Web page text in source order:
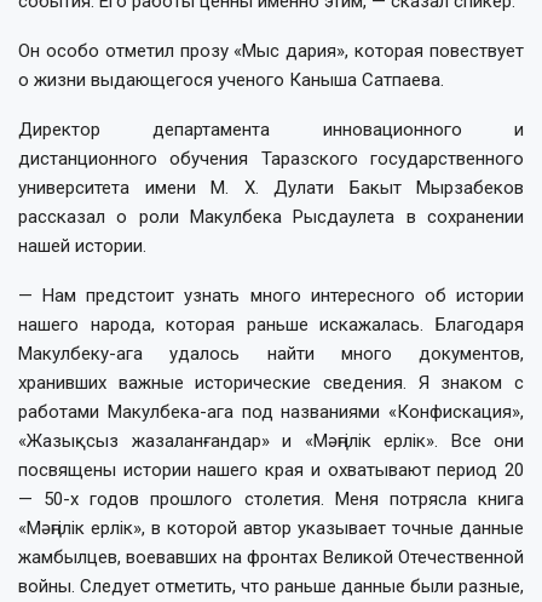
Он особо отметил прозу «Мыс дария», которая повествует
о жизни выдающегося ученого Каныша Сатпаева.
Директор департамента инновационного и
дистанционного обучения Таразского государственного
университета имени М. Х. Дулати Бакыт Мырзабеков
рассказал о роли Макулбека Рысдаулета в сохранении
нашей истории.
— Нам предстоит узнать много интересного об истории
нашего народа, которая раньше искажалась. Благодаря
Макулбеку-ага удалось найти много документов,
хранивших важные исторические сведения. Я знаком с
работами Макулбека-ага под названиями «Конфискация»,
«Жазықсыз жазаланғандар» и «Мәңгілік ерлік». Все они
посвящены истории нашего края и охватывают период 20
— 50-х годов прошлого столетия. Меня потрясла книга
«Мәңгілік ерлік», в которой автор указывает точные данные
жамбылцев, воевавших на фронтах Великой Отечественной
войны. Следует отметить, что раньше данные были разные,